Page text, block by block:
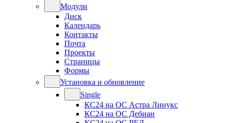
Модули
Диск
Календарь
Контакты
Почта
Проекты
Страницы
Формы
Установка и обновление
Single
КС24 на ОС Астра Линукс
КС24 на ОС Дебиан